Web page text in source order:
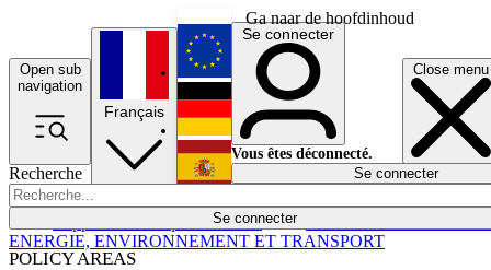
Ga naar de hoofdinhoud
Open sub
navigation
Close menu
Recherche
Se connecter
POLICY AREAS
Économie
Français
English
Deutsch
Español
Se connecter
Vous êtes déconnecté.
Se connecter
ENERGIE, ENVIRONNEMENT ET TRANSPORT